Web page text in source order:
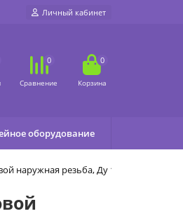
Личный кабинет
0 0
оборудование
наружная резьба, Ду 15